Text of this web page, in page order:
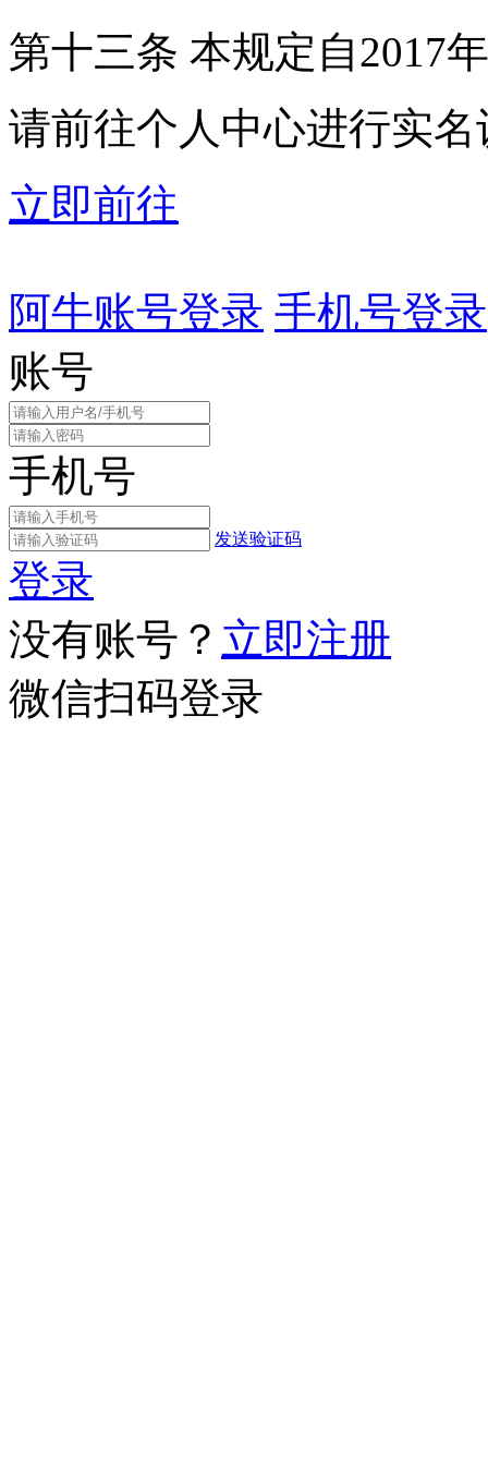
第十三条 本规定自2017
请前往个人中心进行实名
立即前往
阿牛账号登录 手机号登录
账号
手机号
发送验证码
登录
没有账号？ 立即注册
微信扫码登录